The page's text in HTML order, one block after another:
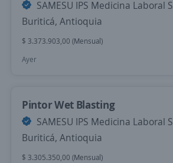
SAMESU IPS Medicina Laboral
Buriticá, Antioquia
$ 3.373.903,00 (Mensual)
Ayer
Pintor Wet Blasting
SAMESU IPS Medicina Laboral
Buriticá, Antioquia
$ 3.305.350,00 (Mensual)